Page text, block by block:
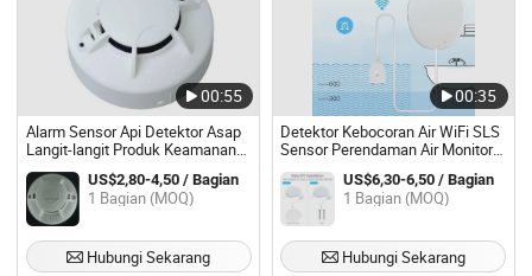
00:55
Alarm Sensor Api Detektor Asap
Langit-langit Produk Keamanan
Rumah Alarm Asap
US$2,80-4,50 / Bagian
1 Bagian (MOQ)
Hubungi Sekarang
00:35
Detektor Kebocoran Air WiFi SLS
Sensor Perendaman Air Monitor
Alarm Kontrol Jarak Jauh
US$6,30-6,50 / Bagian
1 Bagian (MOQ)
Hubungi Sekarang